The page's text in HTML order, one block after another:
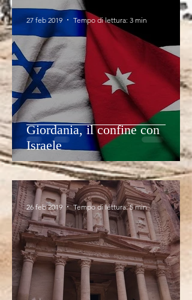
Giordania, il confine con
Israele
27 feb 2019 Tempo di lettura: 3 min
26 feb 2019 Tempo di lettura: 5 min